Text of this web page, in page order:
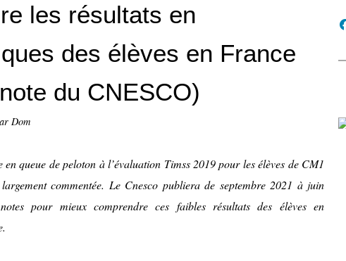
les résultats en
des élèves en France
du CNESCO)
Dom
queue de peloton à l’évaluation Timss 2019 pour les élèves de CM1
commentée. Le Cnesco publiera de septembre 2021 à juin
pour mieux comprendre ces faibles résultats des élèves en